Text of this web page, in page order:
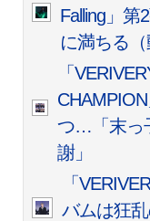
Falling」
に満ちる（
「
つ…「末っ
謝」
「
バムは狂